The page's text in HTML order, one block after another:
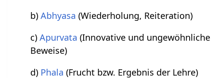
b)Abhyasa (Wiederholung, Reiteration)
c)Apurvata (Innovative und ungewöhnliche
Beweise)
d) Phala (Frucht bzw. Ergebnis der Lehre)